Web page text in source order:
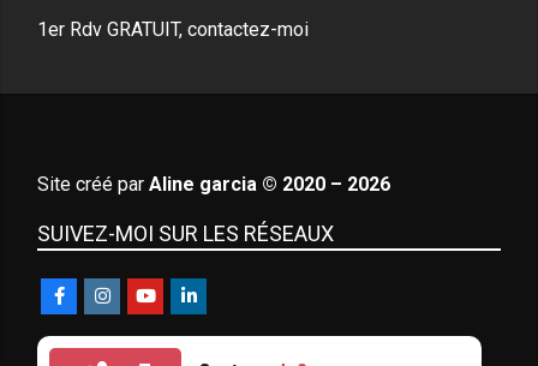
1er Rdv GRATUIT, contactez-moi
Site créé par Aline garcia © 2020 – 2026
SUIVEZ-MOI SUR LES RÉSEAUX